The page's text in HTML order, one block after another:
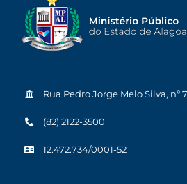
Rua Pedro Jorge Melo Silva, nº
(82) 2122-3500
12.472.734/0001-52